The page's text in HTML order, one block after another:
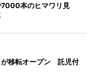
7000本のヒマワリ見
が移転オープン 託児付